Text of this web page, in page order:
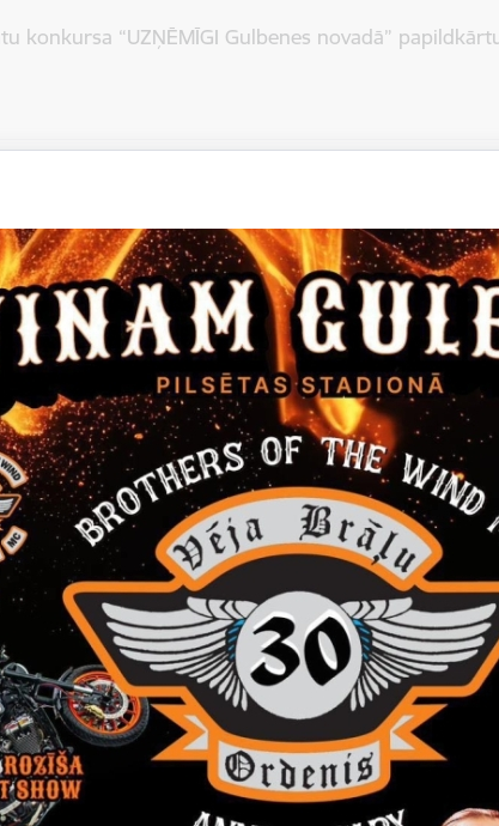
konkursa “UZŅĒMĪGI Gulbenes novadā”
“UZŅĒMĪGI Gulbenes novadā”
30.jūnijam!